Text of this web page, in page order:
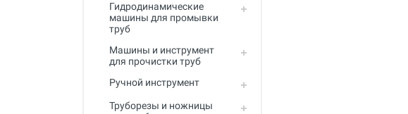
Труборезы и ножницы для труб
сварки пластиковых труб
монтажа металлопластиковых,
Гидродинамические
машины для промывки
труб
Машины и инструмент
для прочистки труб
Ручной инструмент
Труборезы и ножницы